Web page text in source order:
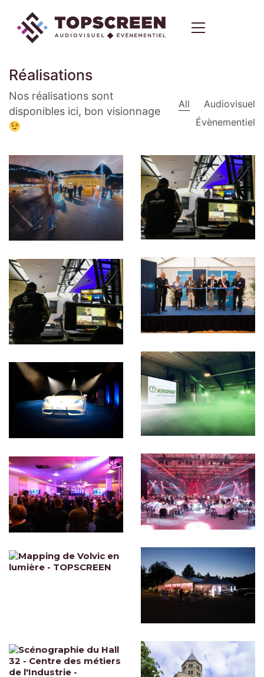
Réalisations
Nos réalisations sont
disponibles ici, bon visionnage
All
Audiovisuel
Évènementiel